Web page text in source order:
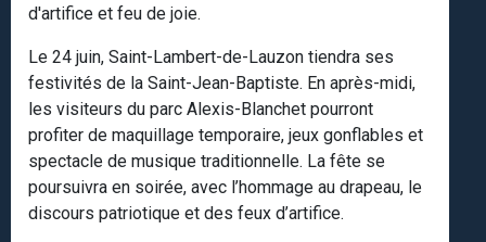
d'artifice et feu de joie.
Le 24 juin, Saint-Lambert-de-Lauzon tiendra ses
festivités de la Saint-Jean-Baptiste. En après-midi,
les visiteurs du parc Alexis-Blanchet pourront
profiter de maquillage temporaire, jeux gonflables et
spectacle de musique traditionnelle. La fête se
poursuivra en soirée, avec l’hommage au drapeau, le
discours patriotique et des feux d’artifice.